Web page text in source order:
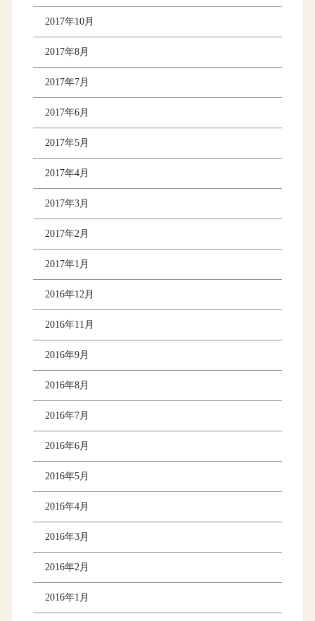
2017年10月
2017年8月
2017年7月
2017年6月
2017年5月
2017年4月
2017年3月
2017年2月
2017年1月
2016年12月
2016年11月
2016年9月
2016年8月
2016年7月
2016年6月
2016年5月
2016年4月
2016年3月
2016年2月
2016年1月